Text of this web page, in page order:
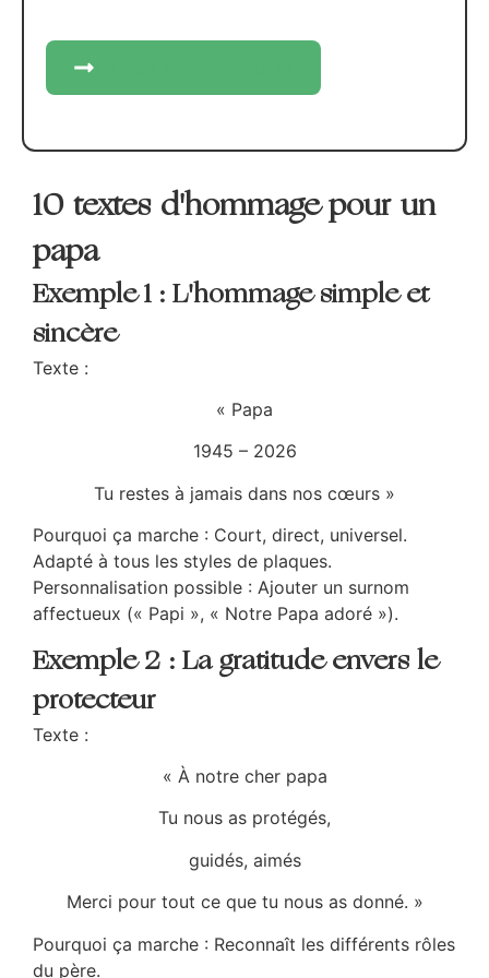
10 textes d'hommage pour un
papa
Exemple 1 : L'hommage simple et
sincère
Texte :
« Papa
1945 – 2026
Tu restes à jamais dans nos cœurs »
Pourquoi ça marche : Court, direct, universel.
Adapté à tous les styles de plaques.
Personnalisation possible : Ajouter un surnom
affectueux (« Papi », « Notre Papa adoré »).
Exemple 2 : La gratitude envers le
protecteur
Texte :
« À notre cher papa
Tu nous as protégés,
guidés, aimés
Merci pour tout ce que tu nous as donné. »
Pourquoi ça marche : Reconnaît les différents rôles
du père.